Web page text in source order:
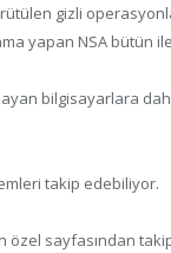
gizli
yapan NSA bütün
bilgisayarlara
takip edebiliyor.
özel sayfasından